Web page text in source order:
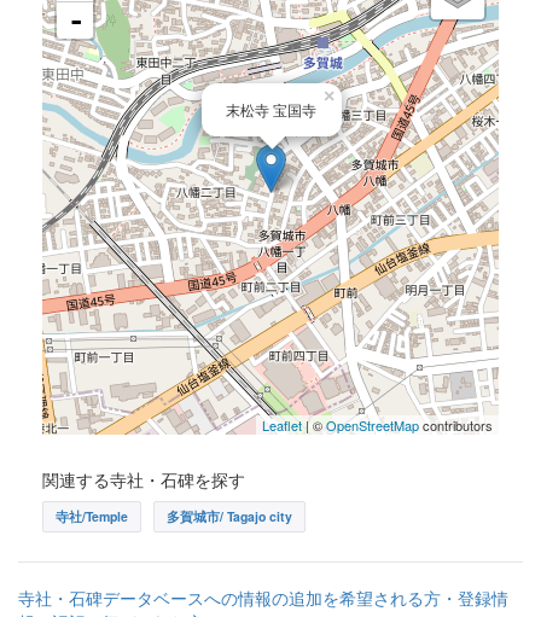
×
末松寺 宝国寺
-
Leaflet| ©OpenStreetMapcontributors
関連する寺社・石碑を探す
寺社/Temple 多賀城市/ Tagajo city
寺社・石碑データベースへの情報の追加を希望される方・登録情